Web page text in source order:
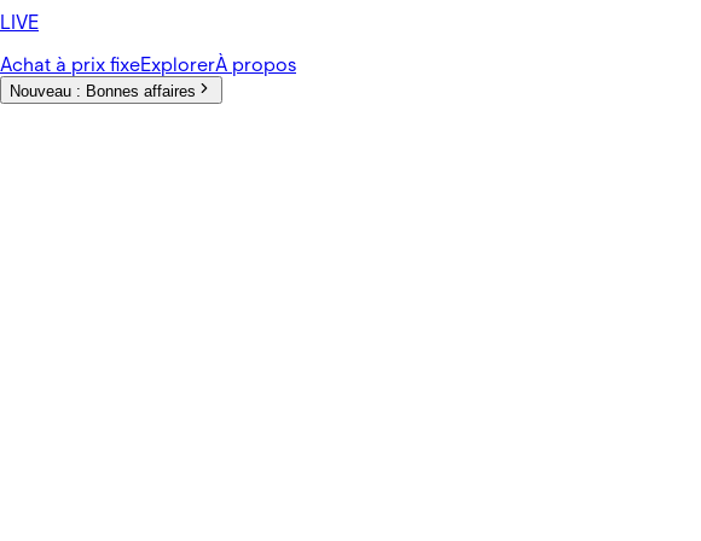
LIVE
Achat à prix fixeExplorerÀ propos
Nouveau : Bonnes affaires